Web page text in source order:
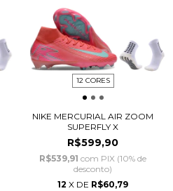
12 CORES
NIKE MERCURIAL AIR ZOOM
SUPERFLY X
R$599,90
R$539,91 com PIX (10% de
desconto)
12 X DE R$60,79